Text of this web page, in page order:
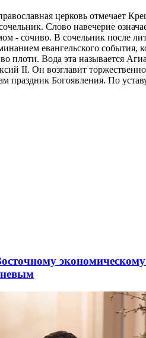
церковь отмечает
Слово навечерие
- сочиво. В сочельник после
евангельского события,
плоти. Вода эта называется
II. Он возглавит
праздник Богоявления. По